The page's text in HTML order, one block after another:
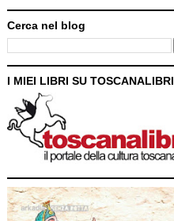
Cerca nel blog
I MIEI LIBRI SU TOSCANALIBRI